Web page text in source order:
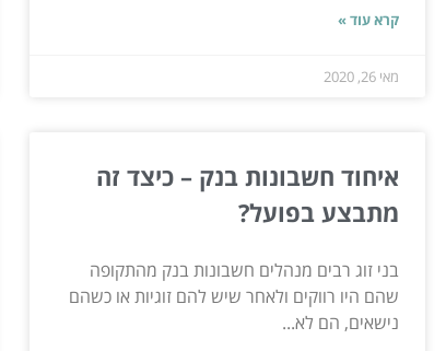
קרא עוד »
מאי 26, 2020
איחוד חשבונות בנק – כיצד זה
מתבצע בפועל?
בני זוג רבים מנהלים חשבונות בנק מהתקופה
שהם היו רווקים ולאחר שיש להם זוגיות או כשהם
נישאים, הם לא...